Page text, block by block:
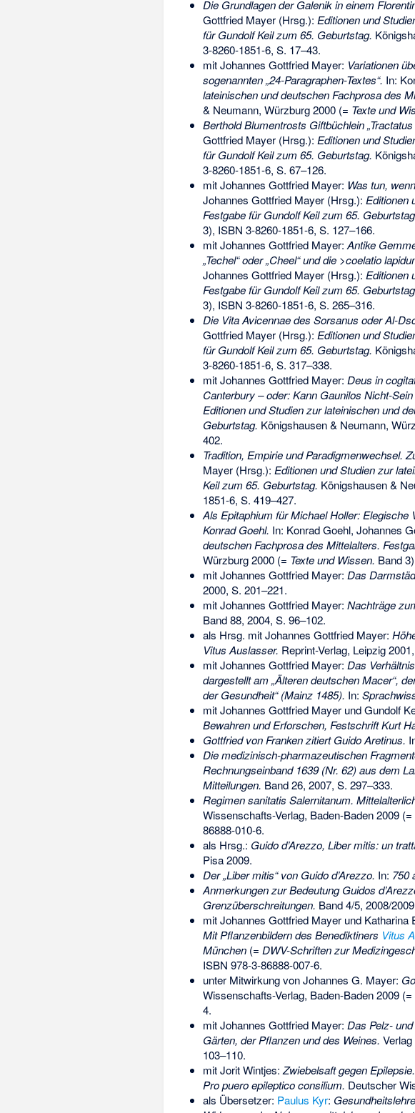
Die Grundlagen der Galenik in einem
Gottfried Mayer (Hrsg.): Editionen und
für Gundolf Keil zum 65. Geburtstag.
3-8260-1851-6, S. 17–43.
mit Johannes Gottfried Mayer: Variationen
sogenannten „24-Paragraphen-Textes“. In:
lateinischen und deutschen Fachprosa des
& Neumann, Würzburg 2000 (= Texte und
Berthold Blumentrosts Giftbüchlein
Gottfried Mayer (Hrsg.): Editionen und
für Gundolf Keil zum 65. Geburtstag.
3-8260-1851-6, S. 67–126.
mit Johannes Gottfried Mayer: Was tun,
Johannes Gottfried Mayer (Hrsg.): Editionen
Festgabe für Gundolf Keil zum 65.
3), ISBN 3-8260-1851-6, S. 127–166.
mit Johannes Gottfried Mayer:Antike
„Techel“ oder „Cheel“ und die >coelatio
Johannes Gottfried Mayer (Hrsg.): Editionen
Festgabe für Gundolf Keil zum 65.
3), ISBN 3-8260-1851-6, S. 265–316.
Die Vita Avicennae des Sorsanus oder Al-
Gottfried Mayer (Hrsg.): Editionen und
für Gundolf Keil zum 65. Geburtstag.
3-8260-1851-6, S. 317–338.
mit Johannes Gottfried Mayer: Deus in
Canterbury – oder: Kann Gaunilos Nicht-
Editionen und Studien zur lateinischen und
Geburtstag. Königshausen & Neumann,
402.
Tradition, Empirie und Paradigmenwechsel.
Mayer (Hrsg.): Editionen und Studien zur
Keil zum 65. Geburtstag. Königshausen &
1851-6, S. 419–427.
Als Epitaphium für Michael Holler:
Konrad Goehl. In: Konrad Goehl, Johannes
deutschen Fachprosa des Mittelalters.
Würzburg 2000 (= Texte und Wissen. Band
mit Johannes Gottfried Mayer: Das
2000, S. 201–221.
mit Johannes Gottfried Mayer: Nachträge
Band 88, 2004, S. 96–102.
als Hrsg. mit Johannes Gottfried Mayer:
Vitus Auslasser. Reprint-Verlag, Leipzig 2001,
mit Johannes Gottfried Mayer: Das
dargestellt am „Älteren deutschen Macer“,
der Gesundheit“ (Mainz 1485). In:
mit Johannes Gottfried Mayer und Gundolf
Bewahren und Erforschen, Festschrift Kurt
Gottfried von Franken zitiert Guido Aretinus.
Die medizinisch-pharmazeutischen
Rechnungseinband 1639 (Nr. 62) aus dem
Mitteilungen. Band 26, 2007, S. 297–333.
Regimen sanitatis Salernitanum.
Wissenschafts-Verlag, Baden-Baden 2009 (=
86888-010-6.
als Hrsg.: Guido d’Arezzo, Liber mitis: un
Pisa 2009.
Der „Liber mitis“ von Guido d’Arezzo. In: 750
Anmerkungen zur Bedeutung Guidos
Grenzüberschreitungen. Band 4/5, 2008/
mit Johannes Gottfried Mayer und Katharina
Mit Pflanzenbildern des Benediktiners Vitus
München(= DWV-Schriften zur
ISBN 978-3-86888-007-6.
unter Mitwirkung von Johannes G. Mayer:
Wissenschafts-Verlag, Baden-Baden 2009 (=
4.
mit Johannes Gottfried Mayer: Das Pelz-
Gärten, der Pflanzen und des Weines.
103–110.
mit Jorit Wintjes:Zwiebelsaft gegen
Pro puero epileptico consilium. Deutscher
als Übersetzer: Paulus Kyr: